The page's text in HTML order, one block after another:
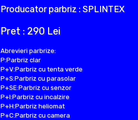
Producator parbriz : SPLINTEX
Pret : 290 Lei
Abrevieri parbrize:
P:Parbriz clar
P+V:Parbriz cu tenta verde
P+S:Parbriz cu parasolar
P+SE:Parbriz cu senzor
P+I:Parbriz cu incalzire
P+H:Parbriz heliomat
P+C:Parbriz cu camera